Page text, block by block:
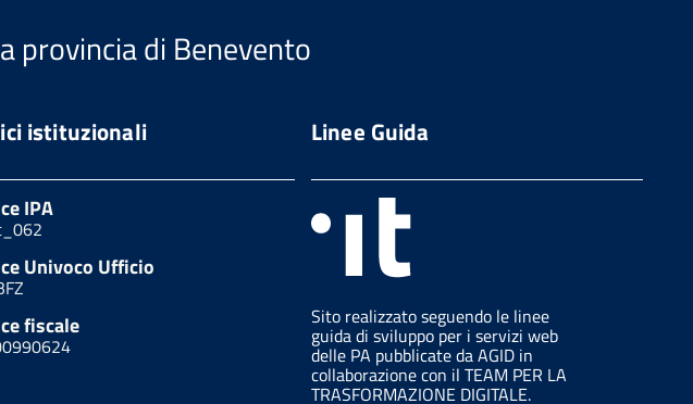
provincia di Benevento
istituzionali
IPA
Univoco Ufficio
fiscale
Linee Guida
Sito realizzato seguendo le linee
guida di sviluppo per i servizi web
delle PA pubblicate da AGID in
collaborazione con il TEAM PER LA
TRASFORMAZIONE DIGITALE.